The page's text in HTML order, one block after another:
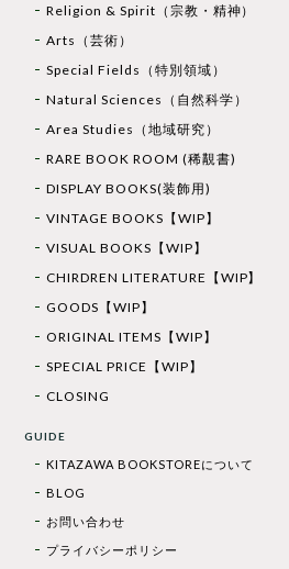
Religion & Spirit（宗教・精神）
Arts（芸術）
Special Fields（特別領域）
Natural Sciences（自然科学）
Area Studies（地域研究）
RARE BOOK ROOM (稀覯書)
DISPLAY BOOKS(装飾用)
VINTAGE BOOKS【WIP】
VISUAL BOOKS【WIP】
CHIRDREN LITERATURE【WIP】
GOODS【WIP】
ORIGINAL ITEMS【WIP】
SPECIAL PRICE【WIP】
CLOSING
GUIDE
KITAZAWA BOOKSTOREについて
BLOG
お問い合わせ
プライバシーポリシー